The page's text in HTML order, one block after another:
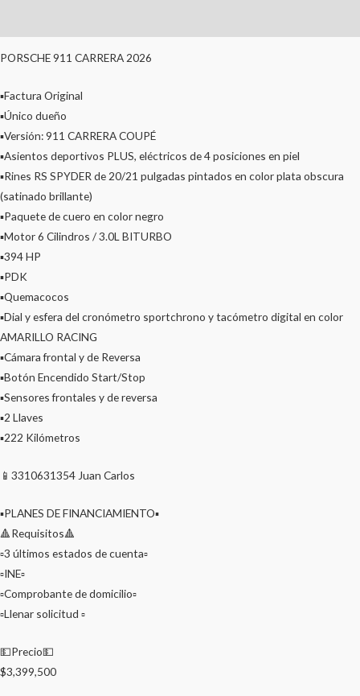
PORSCHE 911 CARRERA 2026
▪️Factura Original
▪️Único dueño
▪️Versión: 911 CARRERA COUPÉ
▪️Asientos deportivos PLUS, eléctricos de 4 posiciones en piel
▪️Rines RS SPYDER de 20/21 pulgadas pintados en color plata obscura
(satinado brillante)
▪️Paquete de cuero en color negro
▪️Motor 6 Cilindros / 3.0L BITURBO
▪️394 HP
▪️PDK
▪️Quemacocos
▪️Dial y esfera del cronómetro sportchrono y tacómetro digital en color
AMARILLO RACING
▪️Cámara frontal y de Reversa
▪️Botón Encendido Start/Stop
▪️Sensores frontales y de reversa
▪️2 Llaves
▪️222 Kilómetros
📱3310631354 Juan Carlos
▪️PLANES DE FINANCIAMIENTO▪️
🔺Requisitos🔺
▫️3 últimos estados de cuenta▫️
▫️INE▫️
▫️Comprobante de domicilio▫️
▫️Llenar solicitud ▫️
💵Precio💵
$3,399,500